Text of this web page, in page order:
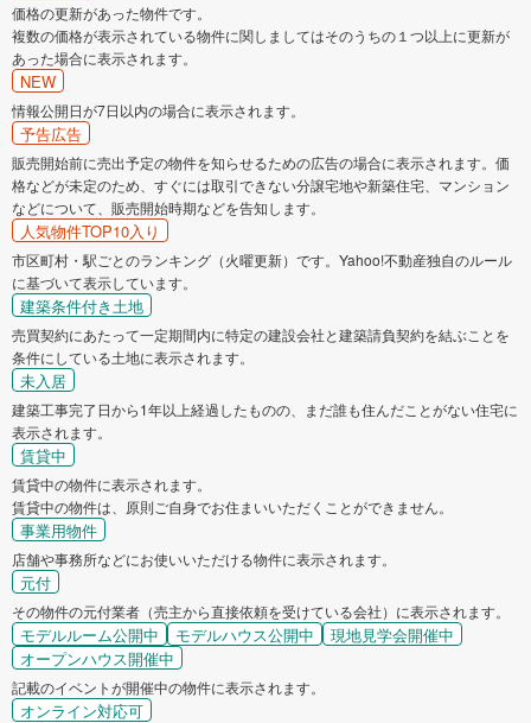
価格の更新があった物件です。
複数の価格が表示されている物件に関しましてはそのうちの１つ以上に更新が
あった場合に表示されます。
NEW
情報公開日が7日以内の場合に表示されます。
予告広告
販売開始前に売出予定の物件を知らせるための広告の場合に表示されます。価
格などが未定のため、すぐには取引できない分譲宅地や新築住宅、マンション
などについて、販売開始時期などを告知します。
人気物件TOP10入り
市区町村・駅ごとのランキング（火曜更新）です。Yahoo!不動産独自のルール
に基づいて表示しています。
建築条件付き土地
売買契約にあたって一定期間内に特定の建設会社と建築請負契約を結ぶことを
条件にしている土地に表示されます。
未入居
建築工事完了日から1年以上経過したものの、まだ誰も住んだことがない住宅に
表示されます。
賃貸中
賃貸中の物件に表示されます。
賃貸中の物件は、原則ご自身でお住まいいただくことができません。
事業用物件
店舗や事務所などにお使いいただける物件に表示されます。
元付
その物件の元付業者（売主から直接依頼を受けている会社）に表示されます。
モデルルーム公開中 モデルハウス公開中
現地見学会開催中
オープンハウス開催中
記載のイベントが開催中の物件に表示されます。
オンライン対応可